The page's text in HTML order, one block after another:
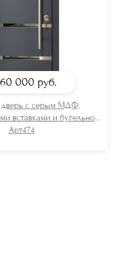
000 руб.
дверь с серым МДФ,
вставками и бугельной
ручкой
Арт474